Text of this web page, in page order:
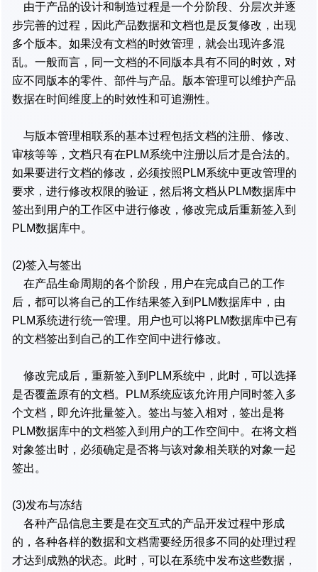
由于产品的设计和制造过程是一个分阶段、分层次并逐
步完善的过程，因此产品数据和文档也是反复修改，出现
多个版本。如果没有文档的时效管理，就会出现许多混
乱。一般而言，同一文档的不同版本具有不同的时效，对
应不同版本的零件、部件与产品。版本管理可以维护产品
数据在时间维度上的时效性和可追溯性。
与版本管理相联系的基本过程包括文档的注册、修改、
审核等等，文档只有在PLM系统中注册以后才是合法的。
如果要进行文档的修改，必须按照PLM系统中更改管理的
要求，进行修改权限的验证，然后将文档从PLM数据库中
签出到用户的工作区中进行修改，修改完成后重新签入到
PLM数据库中。
(2)签入与签出
在产品生命周期的各个阶段，用户在完成自己的工作
后，都可以将自己的工作结果签入到PLM数据库中，由
PLM系统进行统一管理。用户也可以将PLM数据库中已有
的文档签出到自己的工作空间中进行修改。
修改完成后，重新签入到PLM系统中，此时，可以选择
是否覆盖原有的文档。PLM系统应该允许用户同时签入多
个文档，即允许批量签入。签出与签入相对，签出是将
PLM数据库中的文档签入到用户的工作空间中。在将文档
对象签出时，必须确定是否将与该对象相关联的对象一起
签出。
(3)发布与冻结
各种产品信息主要是在交互式的产品开发过程中形成
的，各种各样的数据和文档需要经历很多不同的处理过程
才达到成熟的状态。此时，可以在系统中发布这些数据，